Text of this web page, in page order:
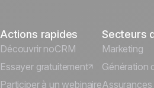
Actions rapides
Découvrir noCRM
Essayer gratuitement
Participer à un webinaire
Secteurs
Marketing
Génération
Assurances